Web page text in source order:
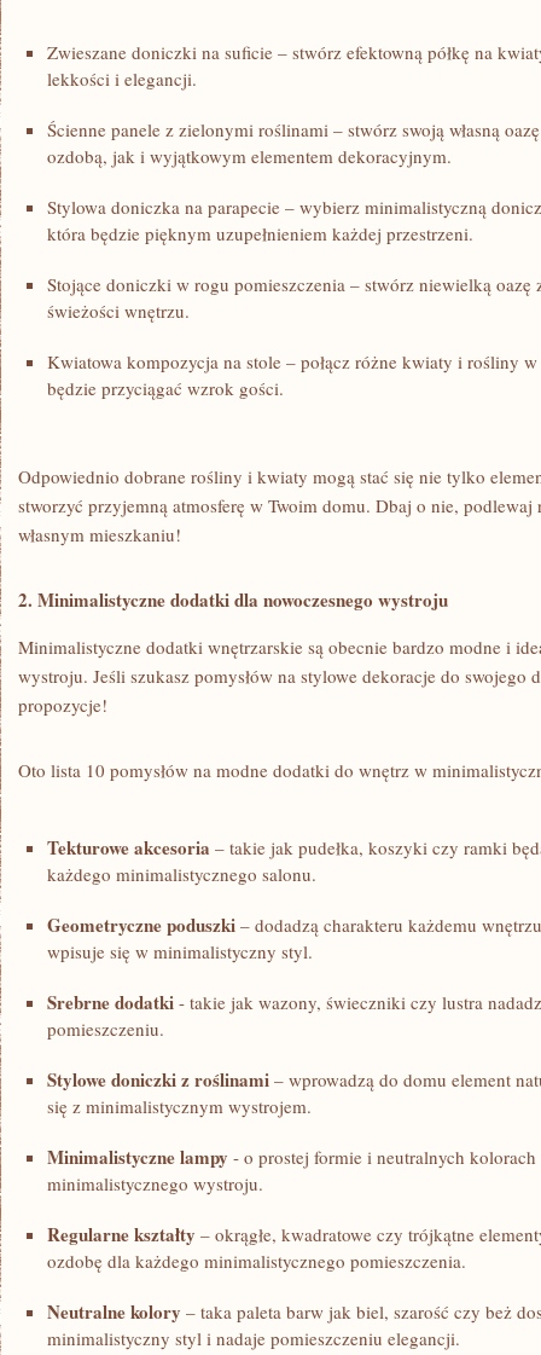
Zwieszane doniczki na suficie⁣ – stwórz efektowną⁢ półkę na
lekkości i elegancji.
Ścienne panele z zielonymi roślinami – stwórz swoją⁤ własną
ozdobą, jak i wyjątkowym elementem dekoracyjnym.
Stylowa⁤ doniczka na‌ parapecie – wybierz minimalistyczną
która będzie pięknym uzupełnieniem⁢ każdej​ przestrzeni.
Stojące doniczki w rogu pomieszczenia – stwórz niewielką
świeżości wnętrzu.
Kwiatowa kompozycja⁣ na stole – połącz różne kwiaty i rośliny
będzie przyciągać wzrok ⁤gości.
Odpowiednio dobrane rośliny i kwiaty mogą stać się nie tylko
stworzyć⁤ przyjemną atmosferę w Twoim domu.​ Dbaj o nie, podlewaj
własnym​ mieszkaniu!
2. Minimalistyczne dodatki dla nowoczesnego wystroju
Minimalistyczne dodatki wnętrzarskie są obecnie bardzo ⁣modne i​
wystroju. Jeśli szukasz ‍pomysłów ⁢na ⁢stylowe dekoracje do swojego
propozycje!
Oto lista 10 pomysłów na modne dodatki do wnętrz ‌w
Tekturowe akcesoria – takie jak pudełka, koszyki ​czy ramki
każdego minimalistycznego salonu.
Geometryczne poduszki – dodadzą charakteru każdemu
wpisuje się w minimalistyczny styl.
Srebrne dodatki -‍ takie jak wazony, świeczniki czy lustra
pomieszczeniu.
Stylowe doniczki z roślinami – wprowadzą do domu element
się⁢ z ‍minimalistycznym wystrojem.
Minimalistyczne lampy -⁢ o prostej formie i neutralnych
minimalistycznego wystroju.
Regularne kształty – okrągłe, ⁢kwadratowe czy trójkątne
⁢ozdobę dla każdego minimalistycznego pomieszczenia.
Neutralne kolory – taka⁢ paleta barw jak biel, szarość czy beż
minimalistyczny styl i nadaje pomieszczeniu elegancji.